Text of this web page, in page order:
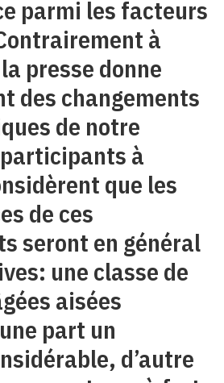
parmi les facteurs
à
presse donne
des changements
de notre
à
que les
de ces
seront en général
une classe de
aisées
part un
d’autre